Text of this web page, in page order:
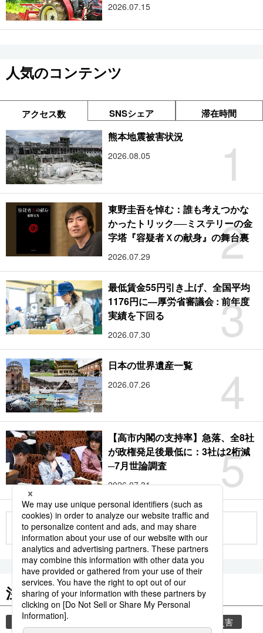
2026.07.15
人気のコンテンツ
アクセス数 SNSシェア 滞在時間
1
熊本地震被害状況
2026.08.05
2
東野圭吾を悼む：誰も考えつかな
かったトリック──ミステリーの金
字塔『容疑者Ｘの献身』の舞台裏
2026.07.29
3
最低賃金55円引き上げ、全国平均
1176円に―厚労省審議会 : 前年度
実績を下回る
2026.07.30
4
日本の世界遺産一覧
2026.07.26
5
【高市内閣の支持率】急落、全8社
が政権発足後最低に：3社は2桁減
─7月世論調査
2026.07.31
もっと見る
注目のキーワード
共同通信ニュース 災害